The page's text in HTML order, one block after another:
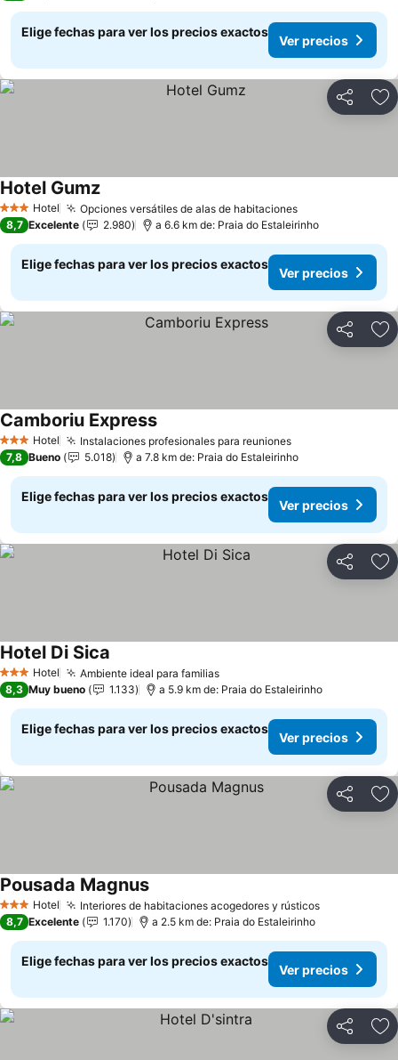
Elige fechas para ver los precios exactos
Ver precios
Compartir
3 Estrellas
Hotel Opciones versátiles de alas de habitaciones
Hotel Gumz
8,7 Excelente 2.980 a 6.6 km de: Praia do Estaleirinho
Elige fechas para ver los precios exactos
Ver precios
Compartir
3 Estrellas
Hotel Instalaciones profesionales para reuniones
Camboriu Express
7,8 Bueno 5.018 a 7.8 km de: Praia do Estaleirinho
Elige fechas para ver los precios exactos
Ver precios
Compartir
3 Estrellas
Hotel Ambiente ideal para familias
Hotel Di Sica
8,3 Muy bueno 1.133 a 5.9 km de: Praia do Estaleirinho
Elige fechas para ver los precios exactos
Ver precios
Compartir
3 Estrellas
Hotel Interiores de habitaciones acogedores y rústicos
Pousada Magnus
8,7 Excelente 1.170 a 2.5 km de: Praia do Estaleirinho
Elige fechas para ver los precios exactos
Ver precios
Compartir